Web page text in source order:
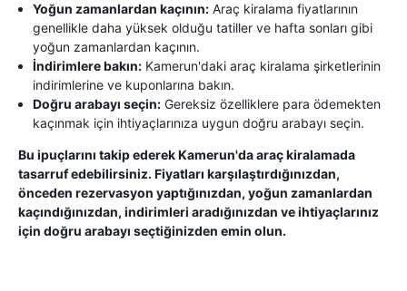
Yoğun zamanlardan kaçının: Araç kiralama fiyatlarının
genellikle daha yüksek olduğu tatiller ve hafta sonları gibi
yoğun zamanlardan kaçının.
İndirimlere bakın: Kamerun'daki araç kiralama şirketlerinin
indirimlerine ve kuponlarına bakın.
Doğru arabayı seçin: Gereksiz özelliklere para ödemekten
kaçınmak için ihtiyaçlarınıza uygun doğru arabayı seçin.
Bu ipuçlarını takip ederek Kamerun'da araç kiralamada
tasarruf edebilirsiniz. Fiyatları karşılaştırdığınızdan,
önceden rezervasyon yaptığınızdan, yoğun zamanlardan
kaçındığınızdan, indirimleri aradığınızdan ve ihtiyaçlarınız
için doğru arabayı seçtiğinizden emin olun.